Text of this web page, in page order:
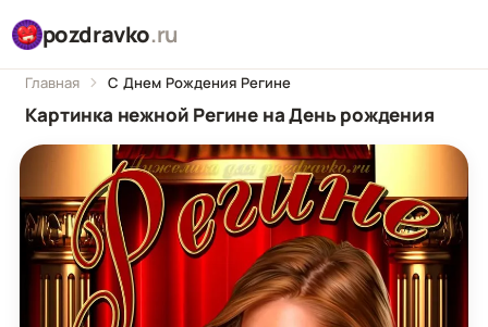
pozdravko.ru
Главная С Днем Рождения Регине
Картинка нежной Регине на День рождения